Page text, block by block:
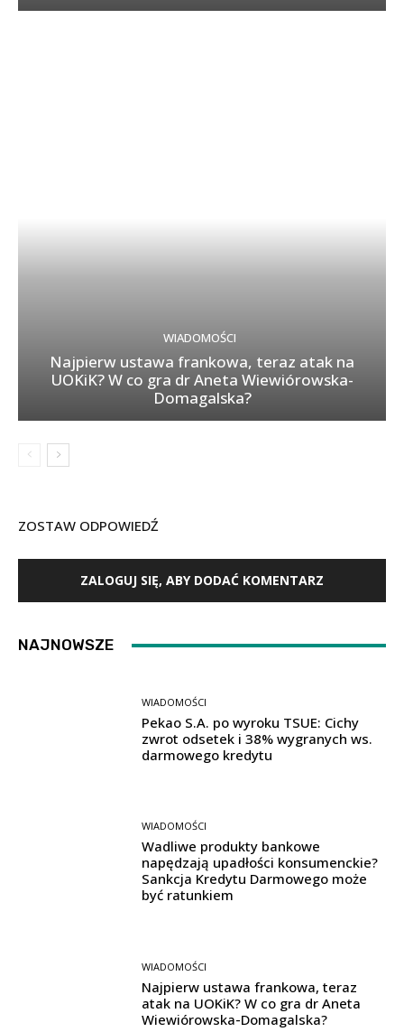
WIADOMOŚCI
Najpierw ustawa frankowa, teraz atak na
UOKiK? W co gra dr Aneta Wiewiórowska-
Domagalska?
ZOSTAW ODPOWIEDŹ
ZALOGUJ SIĘ, ABY DODAĆ KOMENTARZ
NAJNOWSZE
WIADOMOŚCI
Pekao S.A. po wyroku TSUE: Cichy
zwrot odsetek i 38% wygranych ws.
darmowego kredytu
WIADOMOŚCI
Wadliwe produkty bankowe
napędzają upadłości konsumenckie?
Sankcja Kredytu Darmowego może
być ratunkiem
WIADOMOŚCI
Najpierw ustawa frankowa, teraz
atak na UOKiK? W co gra dr Aneta
Wiewiórowska-Domagalska?